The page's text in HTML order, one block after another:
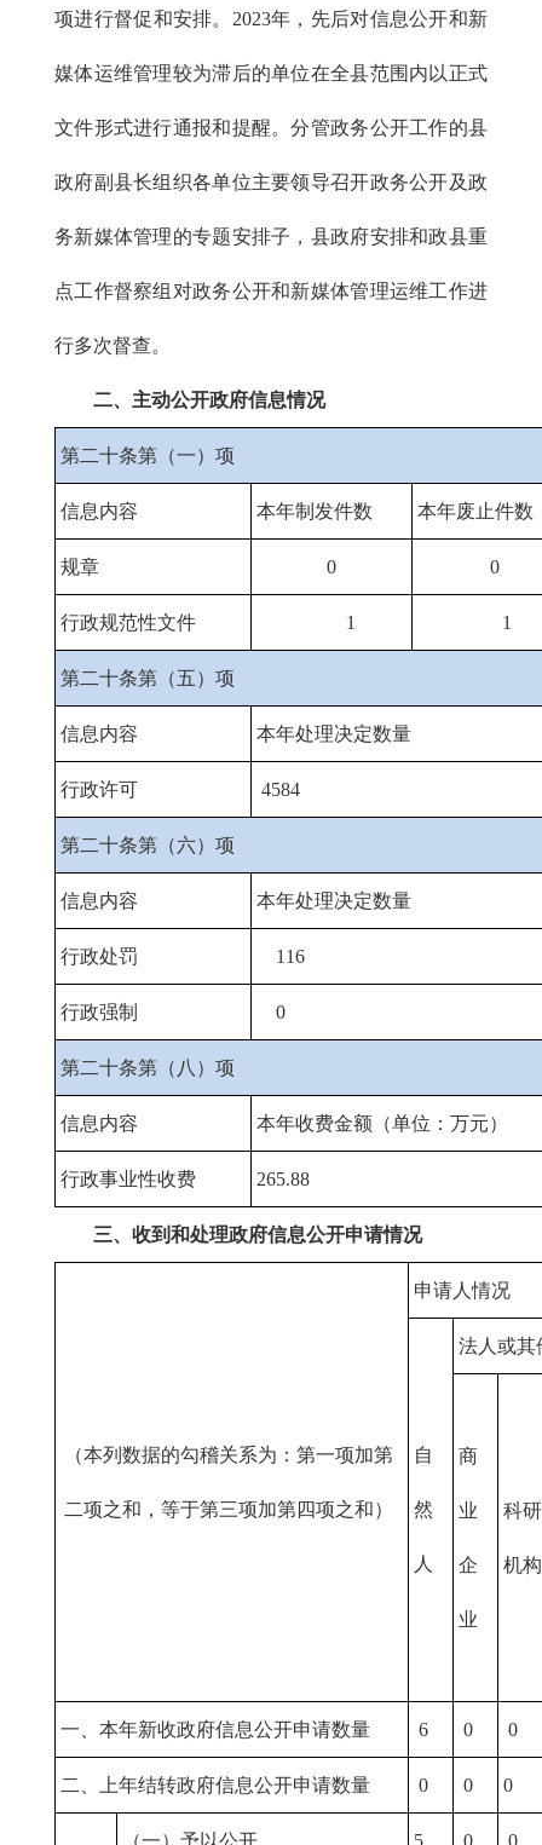
项进行督促和安排。2023年，先后对信息公开和新
媒体运维管理较为滞后的单位在全县范围内以正式
文件形式进行通报和提醒。分管政务公开工作的县
政府副县长组织各单位主要领导召开政务公开及政
务新媒体管理的专题安排子，县政府安排和政县重
点工作督察组对政务公开和新媒体管理运维工作进
行多次督查。
二、主动公开政府信息情况
第二十条第（一）项
信息内容 本年制发件数 本年废止件数
规章 0 0
行政规范性文件 1 1
第二十条第（五）项
信息内容 本年处理决定数量
行政许可 4584
第二十条第（六）项
信息内容 本年处理决定数量
行政处罚 116
行政强制 0
第二十条第（八）项
信息内容 本年收费金额（单位：万元）
行政事业性收费 265.88
三、收到和处理政府信息公开申请情况
（本列数据的勾稽关系为：第一项加第
二项之和，等于第三项加第四项之和）
申请人情况
自
然
人
法人或其
商
业
企
业
科研
机构
一、本年新收政府信息公开申请数量 6 0 0
二、上年结转政府信息公开申请数量 0 0 0
（一）予以公开 5 0 0